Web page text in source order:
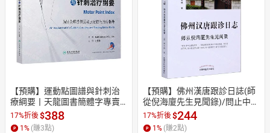
【預購】運動點圖譜與針刺治
療綱要丨天龍圖書簡體字專賣
店丨9787117390590 (tl2610)
17%折後$388
1 % (賺3點)
【預購】佛州漢唐跟診日誌(師
從倪海廈先生見聞錄)/問止中醫
系列丨天龍圖書簡體字專賣店
丨9787513264181 (tl2607)
17%折後$244
1 % (賺2點)